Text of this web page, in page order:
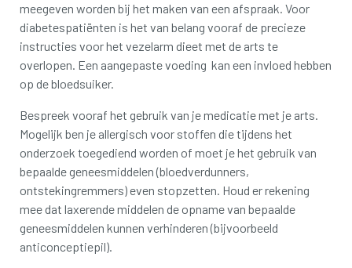
meegeven worden bij het maken van een afspraak. Voor
diabetespatiënten is het van belang vooraf de precieze
instructies voor het vezelarm dieet met de arts te
overlopen. Een aangepaste voeding kan een invloed hebben
op de bloedsuiker.
Bespreek vooraf het gebruik van je medicatie met je arts.
Mogelijk ben je allergisch voor stoffen die tijdens het
onderzoek toegediend worden of moet je het gebruik van
bepaalde geneesmiddelen (bloedverdunners,
ontstekingremmers) even stopzetten. Houd er rekening
mee dat laxerende middelen de opname van bepaalde
geneesmiddelen kunnen verhinderen (bijvoorbeeld
anticonceptiepil).